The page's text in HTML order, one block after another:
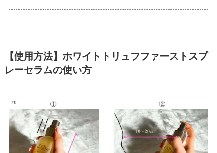
【使用方法】ホワイトトリュフファーストスプ
レーセラムの使い方